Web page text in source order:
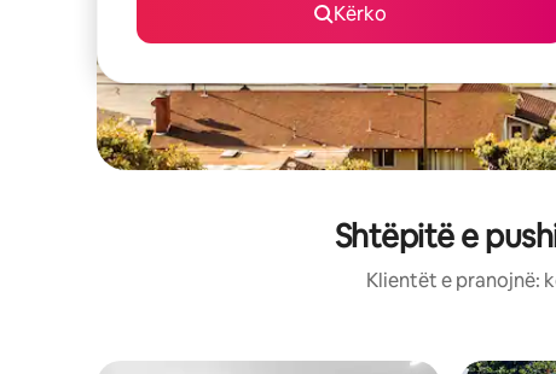
Kërko
Shtëpitë e
Klientët e pranojnë: